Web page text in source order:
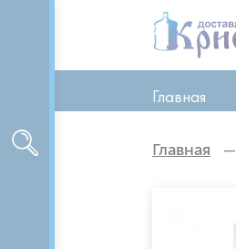
Главная
Главная